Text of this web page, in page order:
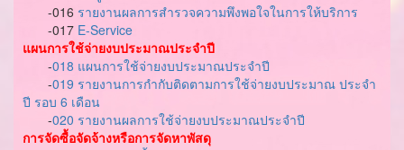
-016 รายงานผลการสำรวจความพึงพอใจในการให้บริการ
-017 E-Service
แผนการใช้จ่ายงบประมาณประจำปี
-018 แผนการใช้จ่ายงบประมาณประจำปี
-019 รายงานการกำกับติดตามการใช้จ่ายงบประมาณ ประจำ
ปี รอบ 6 เดือน
-020 รายงานผลการใช้จ่ายงบประมาณประจำปี
การจัดซื้อจัดจ้างหรือการจัดหาพัสดุ